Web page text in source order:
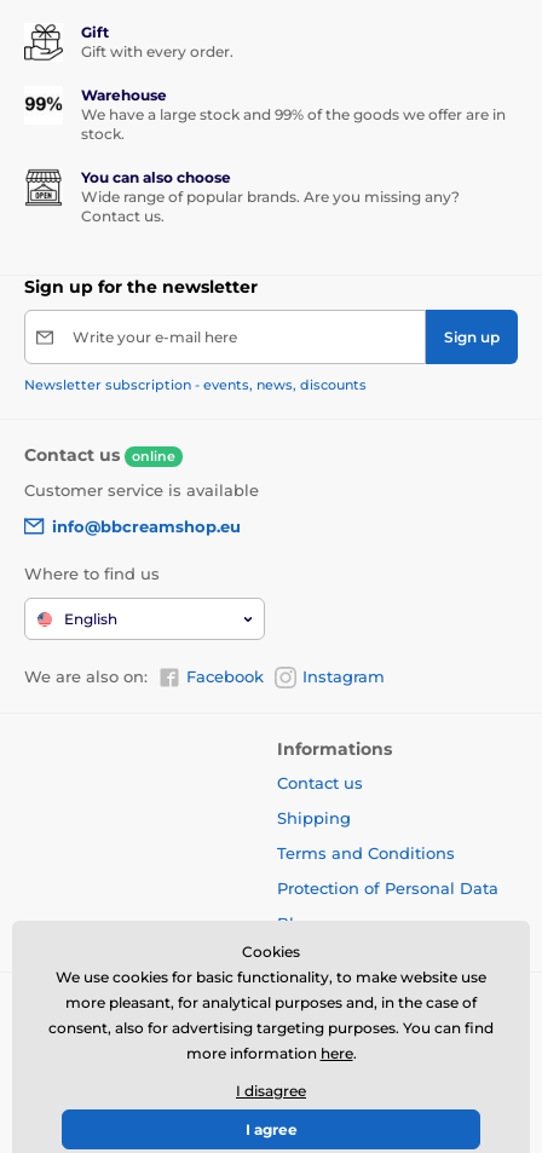
Gift
Gift with every order.
Warehouse
We have a large stock and 99% of the goods we offer are in
stock.
You can also choose
Wide range of popular brands. Are you missing any?
Contact us.
Sign up for the newsletter
Write your e-mail here Sign up
Newsletter subscription - events, news, discounts
Contact us online
Customer service is available
info@bbcreamshop.eu
Where to find us
English
We are also on: Facebook Instagram
Informations
Contact us
Shipping
Terms and Conditions
Protection of Personal Data
Blog
© 2026 www.bbcreamshop.eu ⦁ E-shop created by
Cookies
We use cookies for basic functionality, to make website use
more pleasant, for analytical purposes and, in the case of
consent, also for advertising targeting purposes. You can find
more information here.
I disagree
I agree